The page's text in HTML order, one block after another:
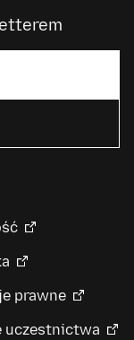
prawne
uczestnictwa